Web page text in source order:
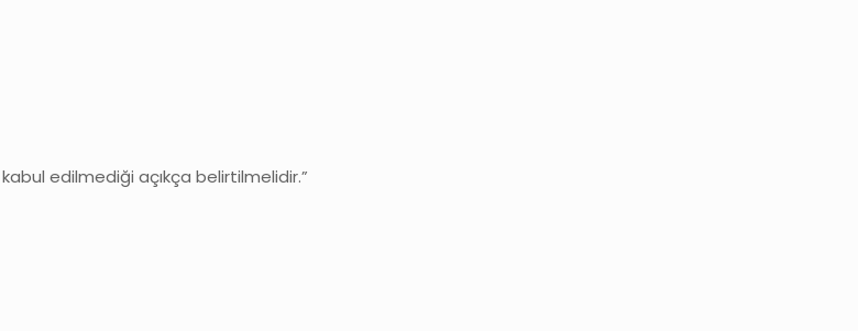
edilmediği açıkça belirtilmelidir.”